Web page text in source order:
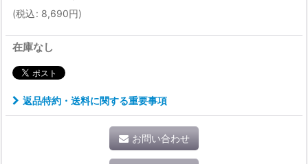
(税込: 8,690円)
在庫なし
返品特約・送料に関する重要事項
お問い合わせ